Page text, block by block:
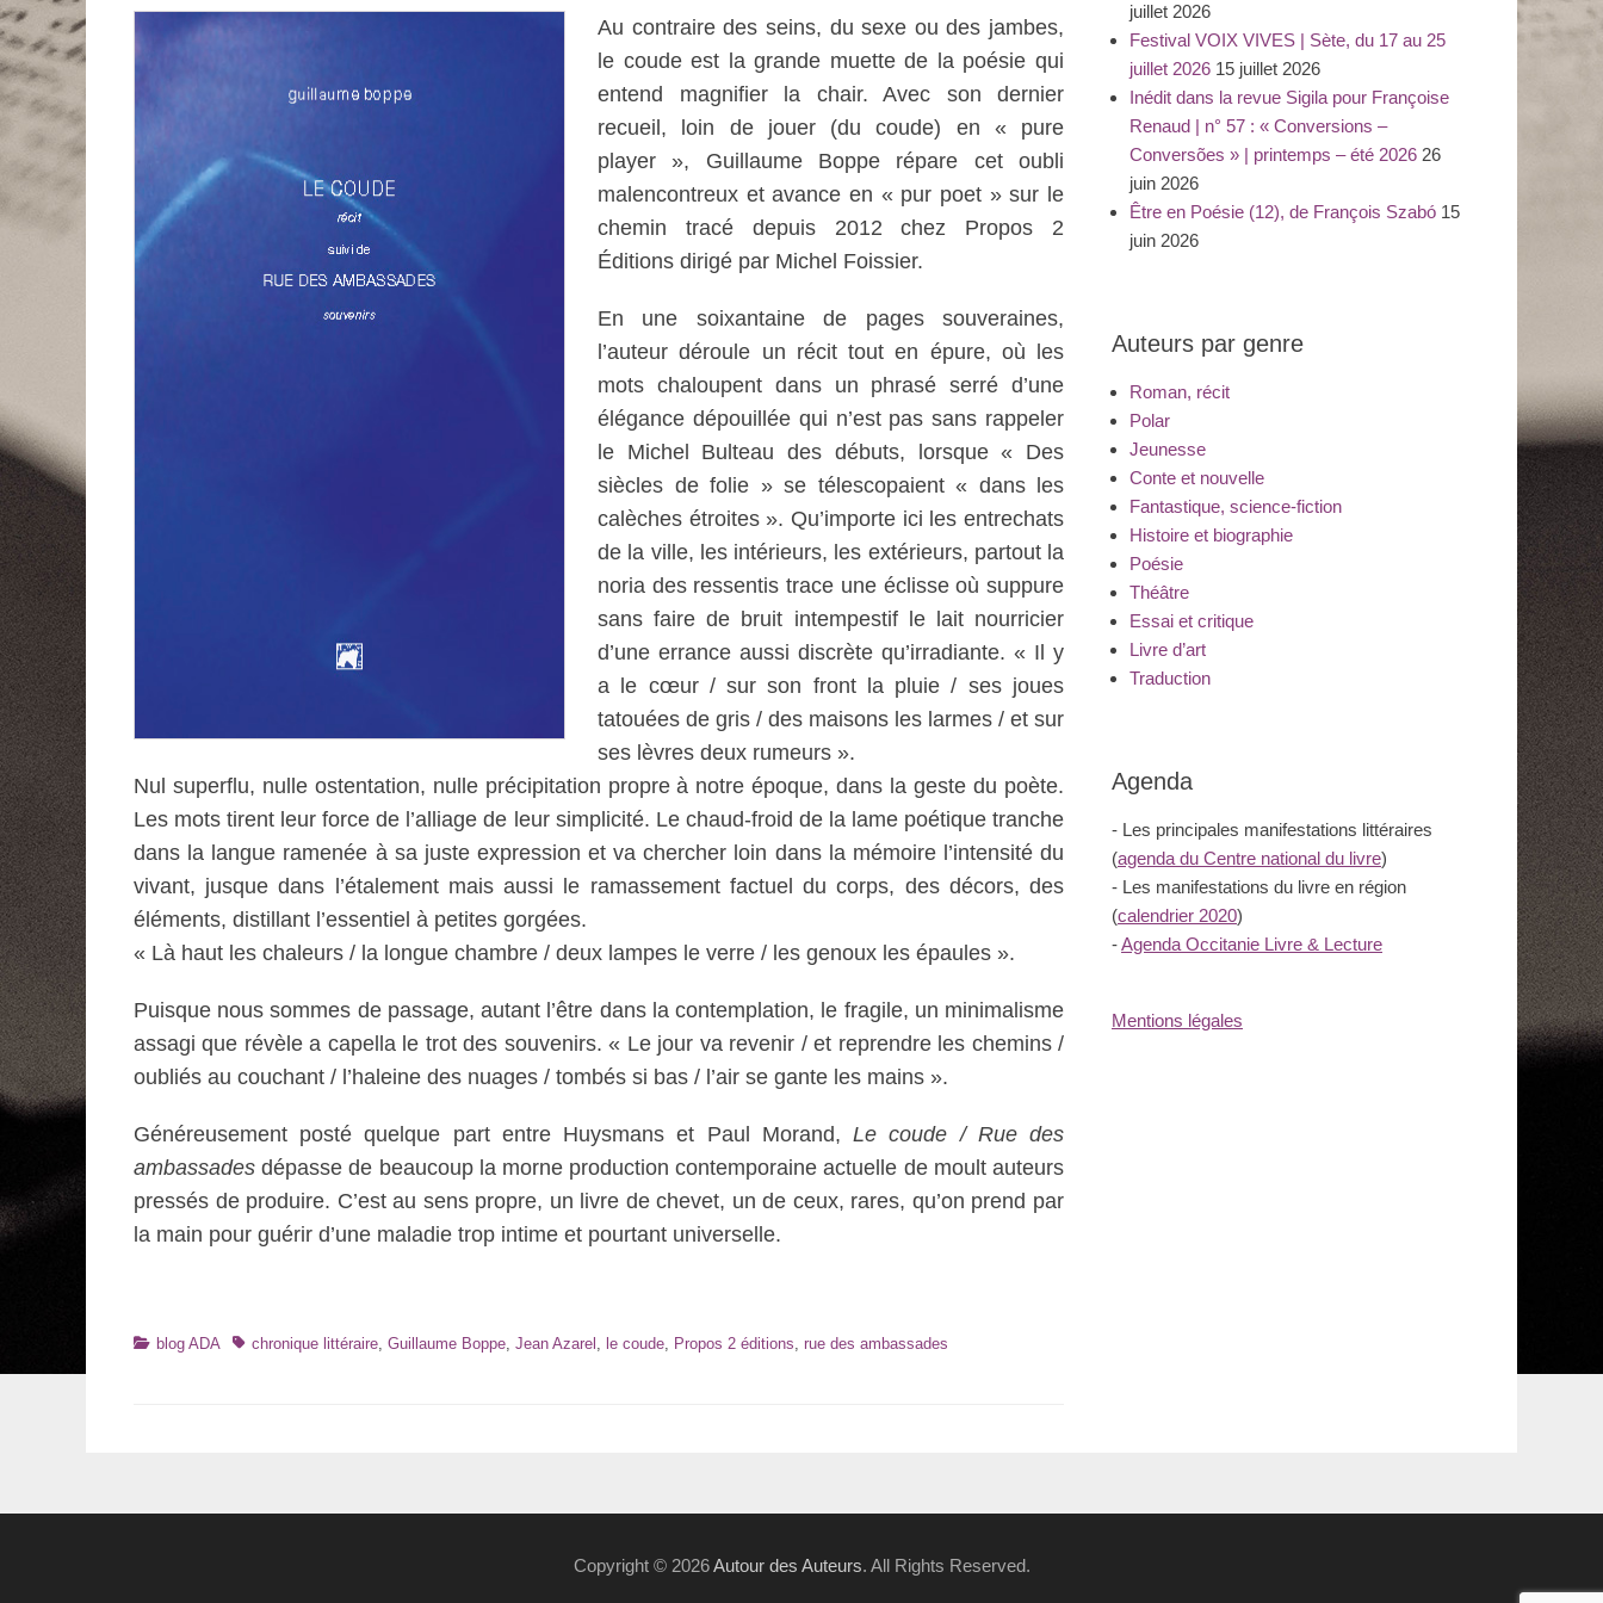
Au contraire des seins, du sexe ou des jambes,
le coude est la grande muette de la poésie qui
entend magnifier la chair. Avec son dernier
recueil, loin de jouer (du coude) en « pure
player », Guillaume Boppe répare cet oubli
malencontreux et avance en « pur poet » sur le
chemin tracé depuis 2012 chez Propos 2
Éditions dirigé par Michel Foissier.
En une soixantaine de pages souveraines,
l’auteur déroule un récit tout en épure, où les
mots chaloupent dans un phrasé serré d’une
élégance dépouillée qui n’est pas sans rappeler
le Michel Bulteau des débuts, lorsque « Des
siècles de folie » se télescopaient « dans les
calèches étroites ». Qu’importe ici les entrechats
de la ville, les intérieurs, les extérieurs, partout la
noria des ressentis trace une éclisse où suppure
sans faire de bruit intempestif le lait nourricier
d’une errance aussi discrète qu’irradiante. « Il y
a le cœur / sur son front la pluie / ses joues
tatouées de gris / des maisons les larmes / et sur
ses lèvres deux rumeurs ».
Nul superflu, nulle ostentation, nulle précipitation propre à notre époque, dans la geste du poète.
Les mots tirent leur force de l’alliage de leur simplicité. Le chaud-froid de la lame poétique tranche
dans la langue ramenée à sa juste expression et va chercher loin dans la mémoire l’intensité du
vivant, jusque dans l’étalement mais aussi le ramassement factuel du corps, des décors, des
éléments, distillant l’essentiel à petites gorgées.
« Là haut les chaleurs / la longue chambre / deux lampes le verre / les genoux les épaules ».
Puisque nous sommes de passage, autant l’être dans la contemplation, le fragile, un minimalisme
assagi que révèle a capella le trot des souvenirs. « Le jour va revenir / et reprendre les chemins /
oubliés au couchant / l’haleine des nuages / tombés si bas / l’air se gante les mains ».
Généreusement posté quelque part entre Huysmans et Paul Morand,Le coude / Rue des
ambassades dépasse de beaucoup la morne production contemporaine actuelle de moult auteurs
pressés de produire. C’est au sens propre, un livre de chevet, un de ceux, rares, qu’on prend par
la main pour guérir d’une maladie trop intime et pourtant universelle.
Catégories
blog ADA Tagschronique littéraire, Guillaume Boppe, Jean Azarel , le coude, Propos 2 éditions, rue des ambassades
juillet 2026
Festival VOIX VIVES | Sète, du 17 au 25
juillet 2026 15 juillet 2026
Inédit dans la revue Sigila pour Françoise
Renaud | n° 57 : « Conversions –
Conversões » | printemps – été 2026 26
juin 2026
Être en Poésie (12), de François Szabó 15
juin 2026
Auteurs par genre
Roman, récit
Polar
Jeunesse
Conte et nouvelle
Fantastique, science-fiction
Histoire et biographie
Poésie
Théâtre
Essai et critique
Livre d’art
Traduction
Agenda
- Les principales manifestations littéraires
(agenda du Centre national du livre)
- Les manifestations du livre en région
(calendrier 2020)
-Agenda Occitanie Livre & Lecture
Mentions légales
Copyright © 2026Autour des Auteurs. All Rights Reserved.